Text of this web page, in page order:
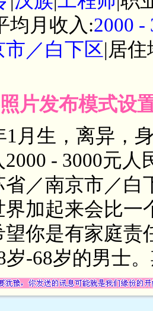
均月收入:2000 -
／白下区|居住
片发布模式设
1月生，离异，
- 3000元
省／南京市／
加起来会比一
你是有家庭责
岁-68岁的男士